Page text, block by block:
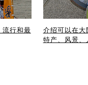
流行和最
介绍可以在大
特产、风景、